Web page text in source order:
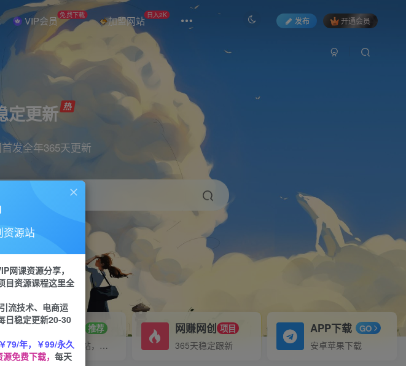
VIP会员 免费下载 加盟网站 日入2K
发布 开通会员
定更新
发全年365天更新
书 剪辑
招募站长 推荐
搭建同款网站，自己当老板
网赚网创 项目
365天稳定跟新
APP下载 GO
安卓苹果下载
资源站
网课资源分享，
目资源课程这里全
流技术、电商运
日稳定更新20-30
￥79/年，￥99/永久
免费下载， 每天